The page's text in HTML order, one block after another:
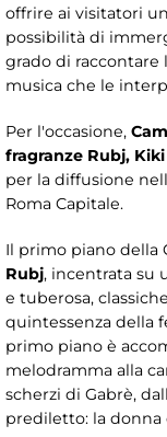
offrire ai visitatori
possibilità di
grado di raccontare
musica che le
Per l'occasione,
fragranze Rubj, Kiki
per la diffusione
Roma Capitale.
Il primo piano della
Rubj, incentrata su
e tuberosa,
quintessenza della
primo piano è
melodramma alla
scherzi di Gabrè,
prediletto: la donna